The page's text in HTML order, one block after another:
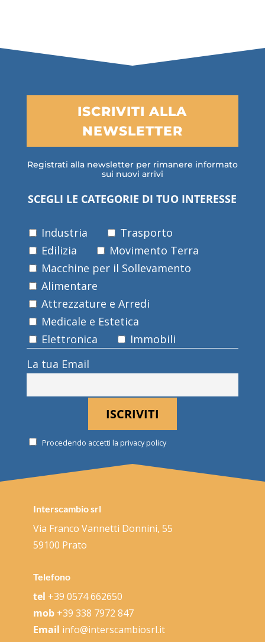
ISCRIVITI ALLA
NEWSLETTER
Registrati alla newsletter per rimanere informato
sui nuovi arrivi
SCEGLI LE CATEGORIE DI TUO INTERESSE
Industria
Trasporto
Edilizia
Movimento Terra
Macchine per il Sollevamento
Alimentare
Attrezzature e Arredi
Medicale e Estetica
Elettronica
Immobili
La tua Email
Procedendo accetti la privacy policy
Interscambio srl
Via Franco Vannetti Donnini, 55
59100 Prato
Telefono
tel +39 0574 662650
mob +39 338 7972 847
Email info@interscambiosrl.it